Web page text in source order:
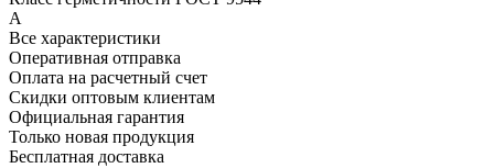
А
Все характеристики
Оперативная отправка
Оплата на расчетный счет
Скидки оптовым клиентам
Официальная гарантия
Только новая продукция
Бесплатная доставка